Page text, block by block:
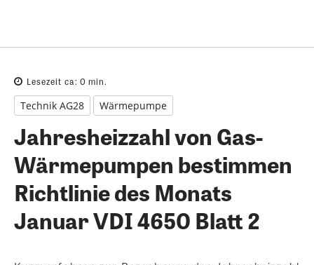
Lesezeit ca: 0 min.
Technik AG28 Wärmepumpe
Jahresheizzahl von Gas-
Wärmepumpen bestimmen
Richtlinie des Monats
Januar VDI 4650 Blatt 2